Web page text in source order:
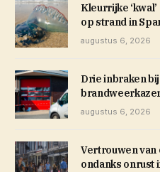
Kleurrijke
op strand in
augustus 6, 2026
Drie inbraken
augustus 6, 2026
Vertrouwen
ondanks onrust